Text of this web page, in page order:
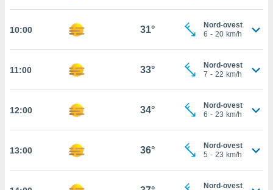
di
per
10:00 31°
Nord-ovest
6 - 20 km/h
11:00 33°
Nord-ovest
7 - 22 km/h
12:00 34°
Nord-ovest
6 - 23 km/h
13:00 36°
Nord-ovest
5 - 23 km/h
Nord-ovest